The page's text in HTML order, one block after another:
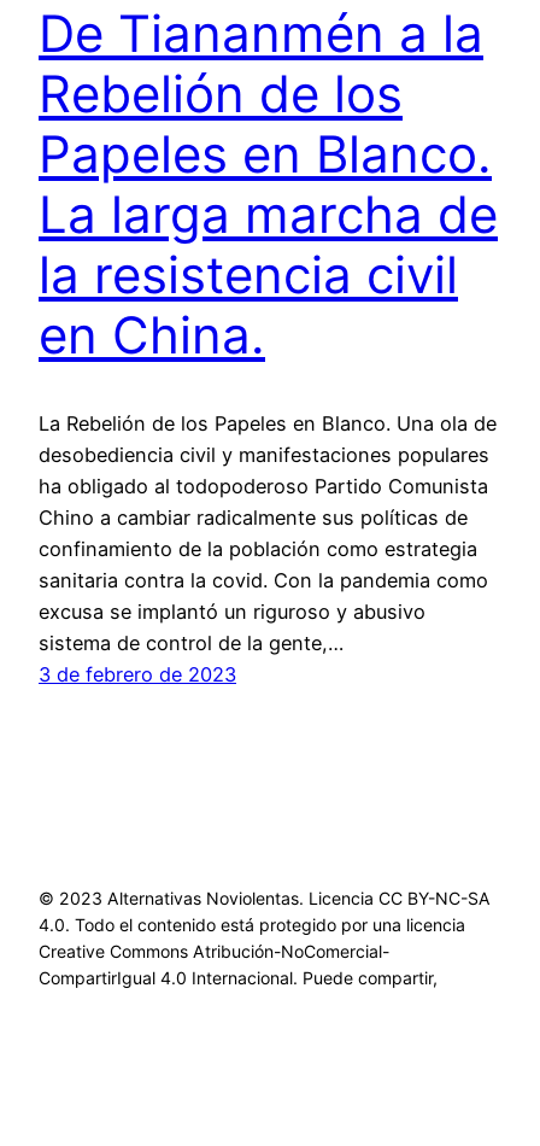
De Tiananmén a la
Rebelión de los
Papeles en Blanco.
La larga marcha de
la resistencia civil
en China.
La Rebelión de los Papeles en Blanco. Una ola de
desobediencia civil y manifestaciones populares
ha obligado al todopoderoso Partido Comunista
Chino a cambiar radicalmente sus políticas de
confinamiento de la población como estrategia
sanitaria contra la covid. Con la pandemia como
excusa se implantó un riguroso y abusivo
sistema de control de la gente,…
3 de febrero de 2023
© 2023 Alternativas Noviolentas. Licencia CC BY-NC-SA
4.0. Todo el contenido está protegido por una licencia
Creative Commons Atribución-NoComercial-
CompartirIgual 4.0 Internacional. Puede compartir,